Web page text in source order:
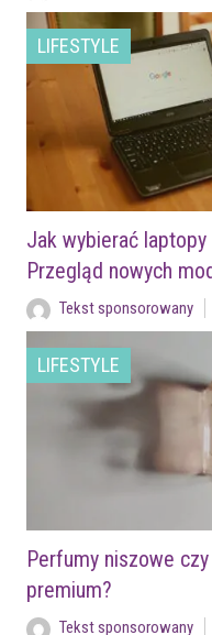
LIFESTYLE
Jak wybierać laptopy
Przegląd nowych
Tekst sponsorowany
LIFESTYLE
Perfumy niszowe
premium?
Tekst sponsorowany